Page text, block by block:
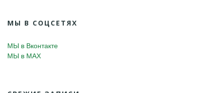
МЫ В СОЦСЕТЯХ
МЫ в Вконтакте
МЫ в MAX